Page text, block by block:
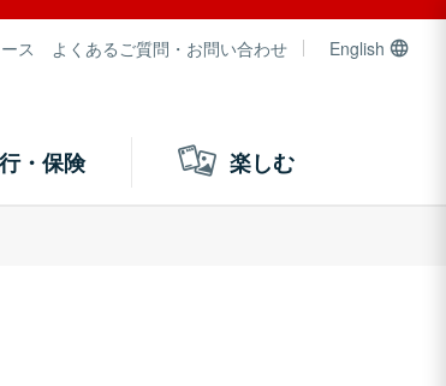
ス よくあるご質問・お問い合わせ English
・保険 楽しむ